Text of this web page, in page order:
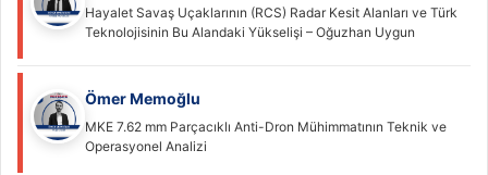
Hayalet Savaş Uçaklarının (RCS) Radar Kesit Alanları ve Türk
Teknolojisinin Bu Alandaki Yükselişi – Oğuzhan Uygun
Ömer Memoğlu
MKE 7.62 mm Parçacıklı Anti-Dron Mühimmatının Teknik ve
Operasyonel Analizi